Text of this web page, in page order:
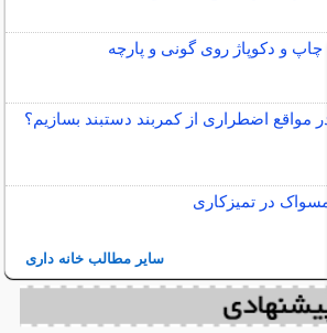
و دکوپاژ روی گونی و پارچه
مواقع اضطراری از کمربند دستبند بسازیم؟
در تمیزکاری
سایر مطالب خانه داری